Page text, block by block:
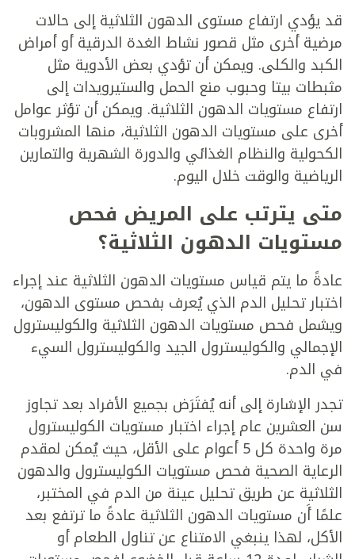
قد يؤدي ارتفاع مستوى الدهون الثلاثية إلى حالات
مرضية أخرى مثل قصور نشاط الغدة الدرقية أو أمراض
الكبد والكلى. ويمكن أن تؤدي بعض الأدوية مثل
مثبطات بيتا وحبوب منع الحمل والستيرويدات إلى
ارتفاع مستويات الدهون الثلاثية. ويمكن أن تؤثر عوامل
أخرى على مستويات الدهون الثلاثية، منها المشروبات
الكحولية والنظام الغذائي والدورة الشهرية والتمارين
الرياضية والوقت خلال اليوم.
متى يترتب على المريض فحص
مستويات الدهون الثلاثية؟
عادةً ما يتم قياس مستويات الدهون الثلاثية عند إجراء
اختبار تحليل الدم الذي يُعرف بفحص مستوى الدهون،
ويشمل فحص مستويات الدهون الثلاثية والكوليسترول
الإجمالي والكوليسترول الجيد والكوليسترول السيء
في الدم.
تجدر الإشارة إلى أنه يُفتَرَض بجميع الأفراد بعد تجاوز
سن العشرين عام إجراء اختبار مستويات الكوليسترول
مرة واحدة كل 5 أعوام على الأقل، حيث يُمكن لمقدم
الرعاية الصحية فحص مستويات الكوليسترول والدهون
الثلاثية عن طريق تحليل عينة من الدم في المختبر،
علمًا أَن مستويات الدهون الثلاثية عادةً ما ترتفع بعد
الأكل، لهذا ينبغي الامتناع عن تناول الطعام أو